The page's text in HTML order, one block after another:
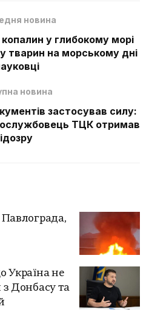
новина
у глибокому морі
тварин на морському дні
новина
застосував силу:
ТЦК отримав
Павлограда,
Україна не
з Донбасу та